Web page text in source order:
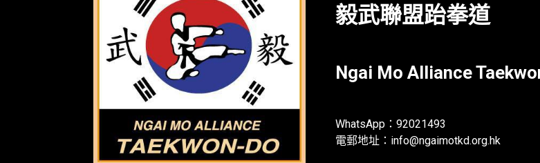
毅武聯盟跆拳道
Ngai Mo Alliance
WhatsApp： 92021493
電郵地址： info@ngaimotkd.org.hk